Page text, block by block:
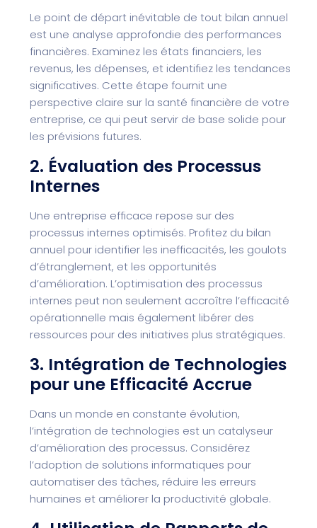
Le point de départ inévitable de tout bilan annuel
est une analyse approfondie des performances
financières. Examinez les états financiers, les
revenus, les dépenses, et identifiez les tendances
significatives. Cette étape fournit une
perspective claire sur la santé financière de votre
entreprise, ce qui peut servir de base solide pour
les prévisions futures.
2. Évaluation des Processus
Internes
Une entreprise efficace repose sur des
processus internes optimisés. Profitez du bilan
annuel pour identifier les inefficacités, les goulots
d’étranglement, et les opportunités
d’amélioration. L’optimisation des processus
internes peut non seulement accroître l’efficacité
opérationnelle mais également libérer des
ressources pour des initiatives plus stratégiques.
3. Intégration de Technologies
pour une Efficacité Accrue
Dans un monde en constante évolution,
l’intégration de technologies est un catalyseur
d’amélioration des processus. Considérez
l’adoption de solutions informatiques pour
automatiser des tâches, réduire les erreurs
humaines et améliorer la productivité globale.